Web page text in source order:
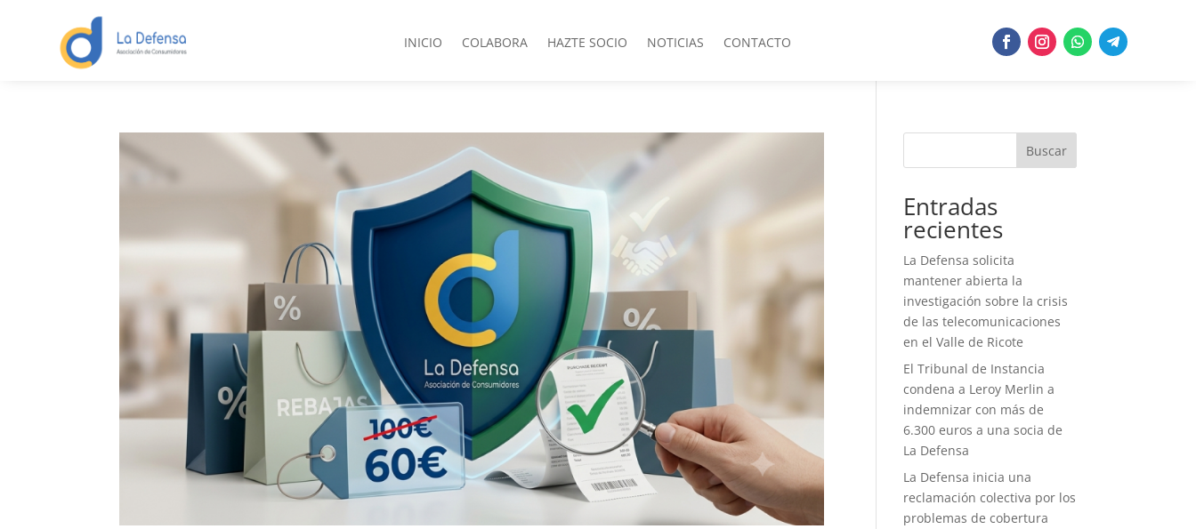
INICIO COLABORA HAZTE SOCIO NOTICIAS CONTACTO
Buscar
Entradas
recientes
La Defensa solicita
mantener abierta la
investigación sobre la crisis
de las telecomunicaciones
en el Valle de Ricote
El Tribunal de Instancia
condena a Leroy Merlin a
indemnizar con más de
6.300 euros a una socia de
La Defensa
La Defensa inicia una
reclamación colectiva por los
problemas de cobertura